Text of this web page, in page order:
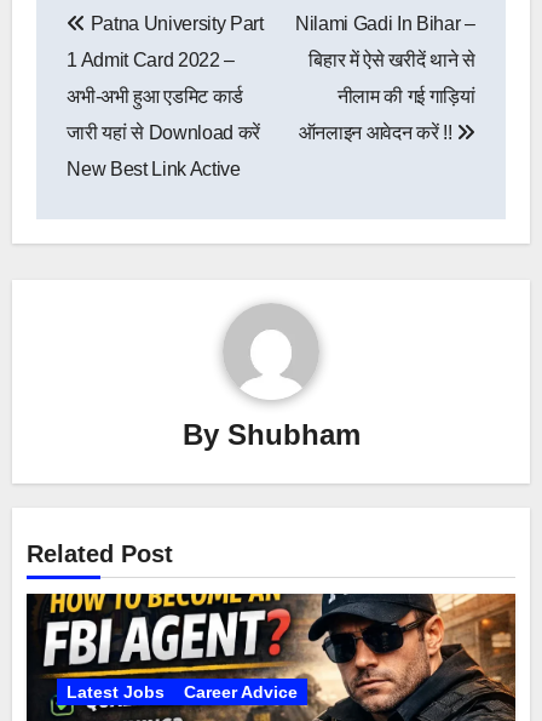
navigation
Patna University Part
1 Admit Card 2022 –
अभी-अभी हुआ एडमिट कार्ड
जारी यहां से Download करें
New Best Link Active
Nilami Gadi In Bihar –
बिहार में ऐसे खरीदें थाने से
नीलाम की गई गाड़ियां
ऑनलाइन आवेदन करें !!
By Shubham
Related Post
Latest Jobs Career Advice